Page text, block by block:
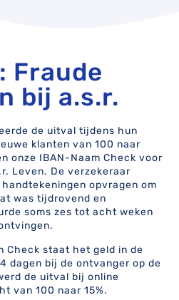
Fraude
bij a.s.r.
de uitval tijdens hun
klanten van 100 naar
onze IBAN-Naam Check voor
Leven. De verzekeraar
opvragen om
was tijdrovend en
soms zes tot acht weken
Check staat het geld in de
dagen bij de ontvanger op de
de uitval bij online
van 100 naar 15%.